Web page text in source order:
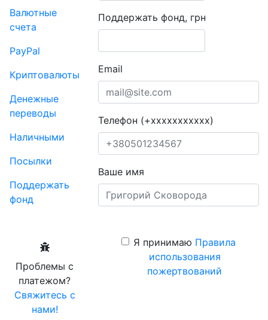
Валютные
счета
PayPal
Криптовалюты
Денежные
переводы
Наличными
Посылки
Поддержать
фонд
Проблемы с
платежом?
Свяжитесь с
нами!
Поддержать фонд, грн
Email
Телефон (+xxxxxxxxxxx)
Ваше имя
Я принимаю Правила
использования
пожертвований